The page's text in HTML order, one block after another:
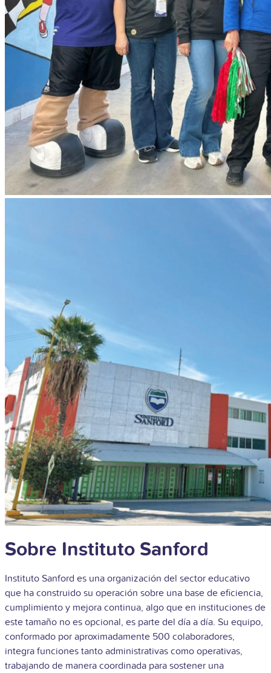
Sobre Instituto Sanford
Instituto Sanford es una organización del sector educativo
que ha construido su operación sobre una base de eficiencia,
cumplimiento y mejora continua, algo que en instituciones de
este tamaño no es opcional, es parte del día a día. Su equipo,
conformado por aproximadamente 500 colaboradores,
integra funciones tanto administrativas como operativas,
trabajando de manera coordinada para sostener una